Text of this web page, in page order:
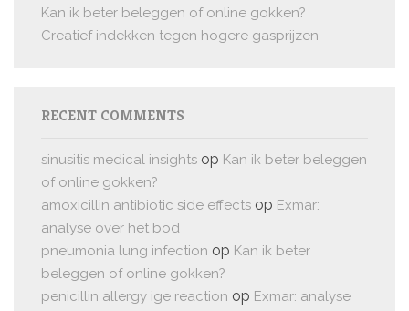
Kan ik beter beleggen of online gokken?
Creatief indekken tegen hogere gasprijzen
RECENT COMMENTS
sinusitis medical insights op Kan ik beter beleggen
of online gokken?
amoxicillin antibiotic side effects op Exmar:
analyse over het bod
pneumonia lung infection op Kan ik beter
beleggen of online gokken?
penicillin allergy ige reaction op Exmar: analyse